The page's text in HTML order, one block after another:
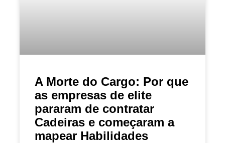
A Morte do Cargo: Por que
as empresas de elite
pararam de contratar
Cadeiras e começaram a
mapear Habilidades